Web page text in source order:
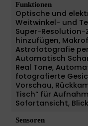
Funktionen
Optische und
Weitwinkel- und
Super-Resolution-
hinzufügen,
Astrofotografie
Automatisch
Real Tone,
fotografierte
Vorschau,
Tisch“ für
Sofortansicht,
Sensoren